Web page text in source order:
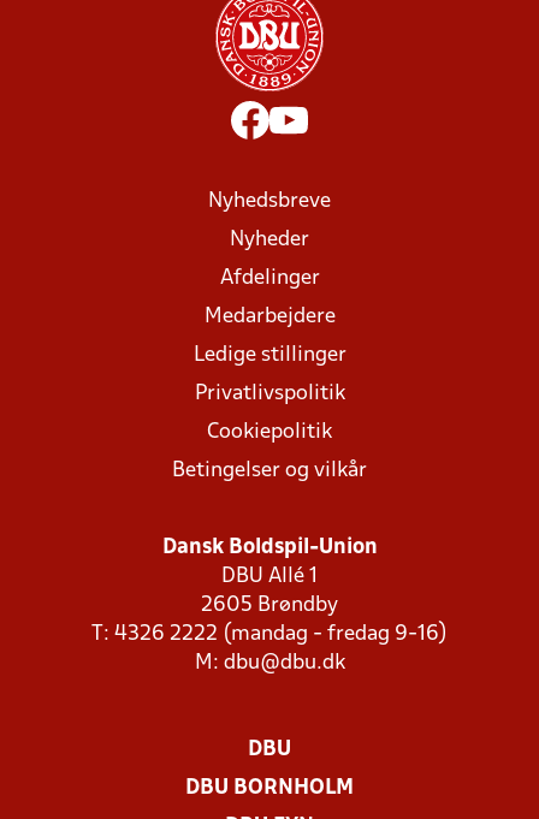
Nyhedsbreve
Nyheder
Afdelinger
Medarbejdere
Ledige stillinger
Privatlivspolitik
Cookiepolitik
Betingelser og vilkår
Dansk Boldspil-Union
DBU Allé 1
2605 Brøndby
T: 4326 2222 (mandag - fredag 9-16)
M: dbu@dbu.dk
DBU
DBU BORNHOLM